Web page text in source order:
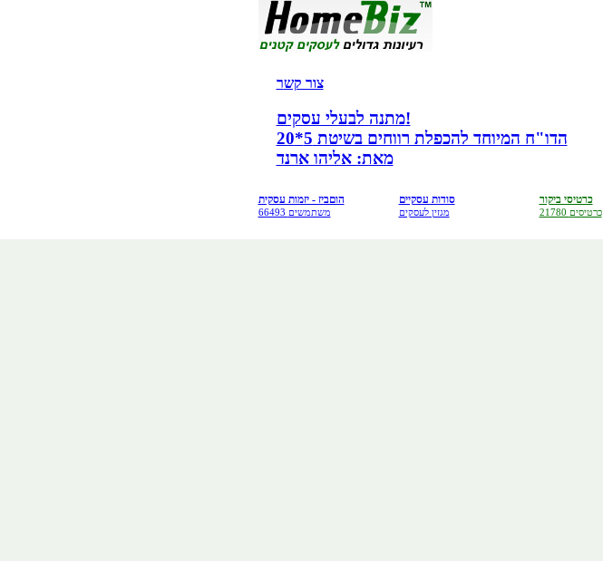
צור קשר
מתנה לבעלי עסקים!
הדו"ח המיוחד להכפלת רווחים בשיטת 5*20
מאת: אליהו ארנד
הוםביז - יזמות עסקית
66493 משתמשים
סודות עסקיים
מגזין לעסקים
כרטיסי ביקור
21780 כרטיסים